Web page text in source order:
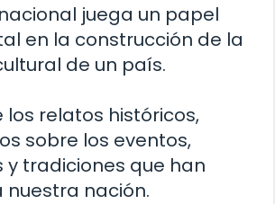
juega un papel
en la construcción de la
de un país.
los relatos históricos,
sobre los eventos,
y tradiciones que han
nación.